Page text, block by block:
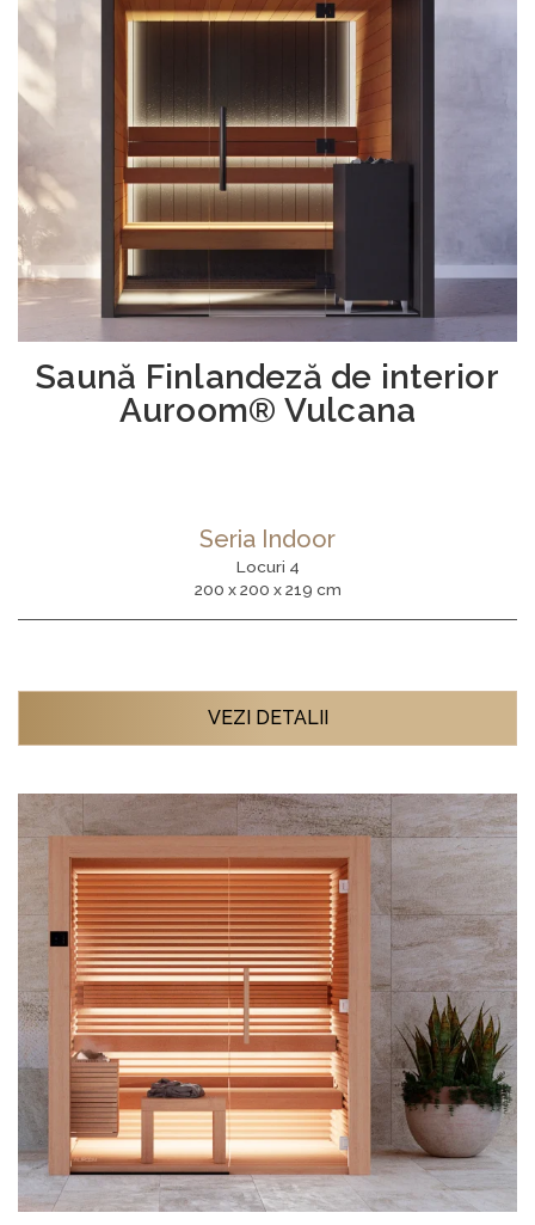
Saună Finlandeză de interior
Auroom® Vulcana
Seria Indoor
Locuri 4
200 x 200 x 219 cm
VEZI DETALII